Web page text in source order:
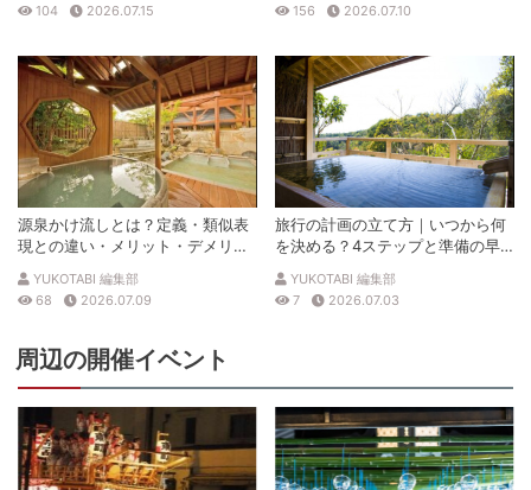
104
2026.07.15
156
2026.07.10
源泉かけ流しとは？定義・類似表
現との違い・メリット・デメリッ
トを解説
YUKOTABI 編集部
68
2026.07.09
旅行の計画の立て方｜いつから何
を決める？4ステップと準備の早
見表
YUKOTABI 編集部
7
2026.07.03
周辺の開催イベント